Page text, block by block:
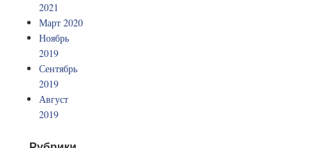
2021
Март 2020
Ноябрь
2019
Сентябрь
2019
Август
2019